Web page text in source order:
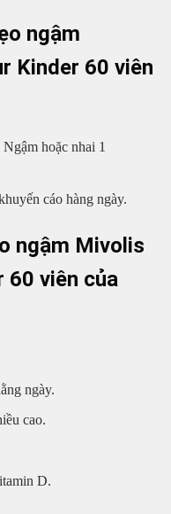
ngậm
Kinder 60 viên
hoặc nhai 1
cáo hàng ngày.
ngậm Mivolis
60 viên của
ngày.
cao.
D.